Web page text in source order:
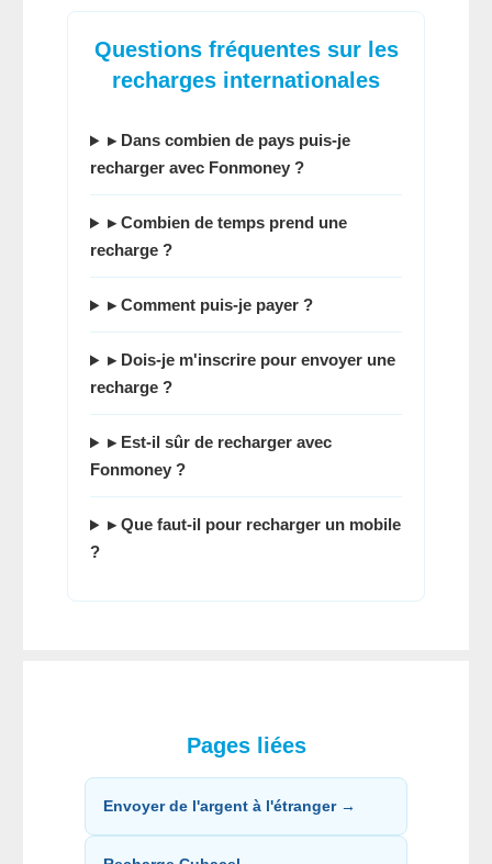
Questions fréquentes sur les
recharges internationales
▸ Dans combien de pays puis-je
recharger avec Fonmoney ?
▸ Combien de temps prend une
recharge ?
▸ Comment puis-je payer ?
▸ Dois-je m'inscrire pour envoyer une
recharge ?
▸ Est-il sûr de recharger avec
Fonmoney ?
▸ Que faut-il pour recharger un mobile
?
Pages liées
Envoyer de l'argent à l'étranger →